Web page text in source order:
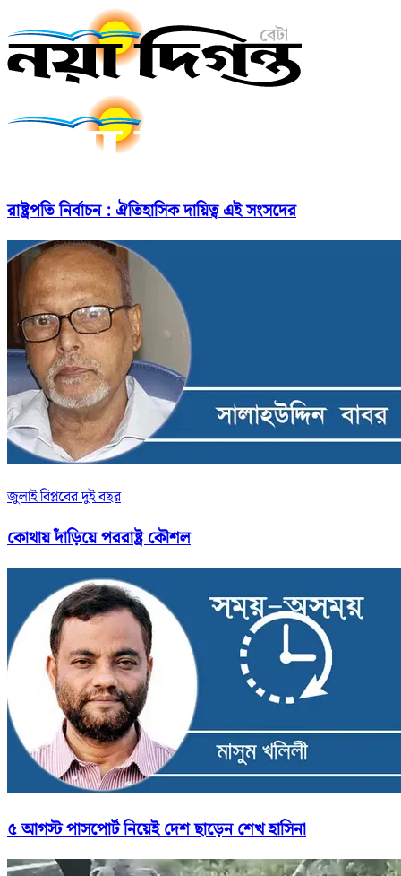
রাষ্ট্রপতি নির্বাচন : ঐতিহাসিক দায়িত্ব এই সংসদের
জুলাই বিপ্লবের দুই বছর
কোথায় দাঁড়িয়ে পররাষ্ট্র কৌশল
৫ আগস্ট পাসপোর্ট নিয়েই দেশ ছাড়েন শেখ হাসিনা